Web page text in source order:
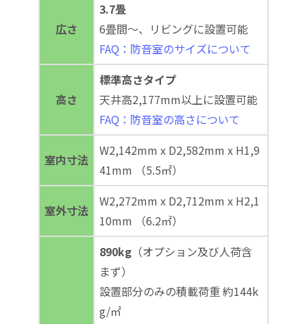
広さ
3.7畳
6畳間～、リビングに設置可能
FAQ：防音室のサイズについて
高さ
標準高さタイプ
天井高2,177mm以上に設置可能
FAQ：防音室の高さについて
室内寸法
W2,142mm x D2,582mm x H1,9
41mm （5.5㎡）
室外寸法
W2,272mm x D2,712mm x H2,1
10mm （6.2㎡）
890kg （オプション及び人荷含
まず）
設置部分のみの積載荷重 約144k
g/㎡